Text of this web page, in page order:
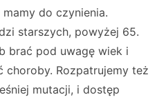
do czynienia.
starszych, powyżej 65.
brać pod uwagę wiek i
choroby. Rozpatrujemy też
mutacji, i dostęp